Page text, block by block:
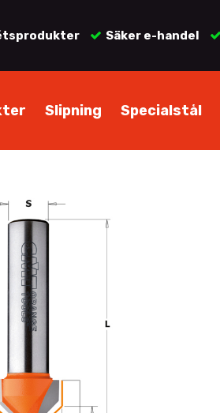
Säker e-handel
Slipning Specialstål